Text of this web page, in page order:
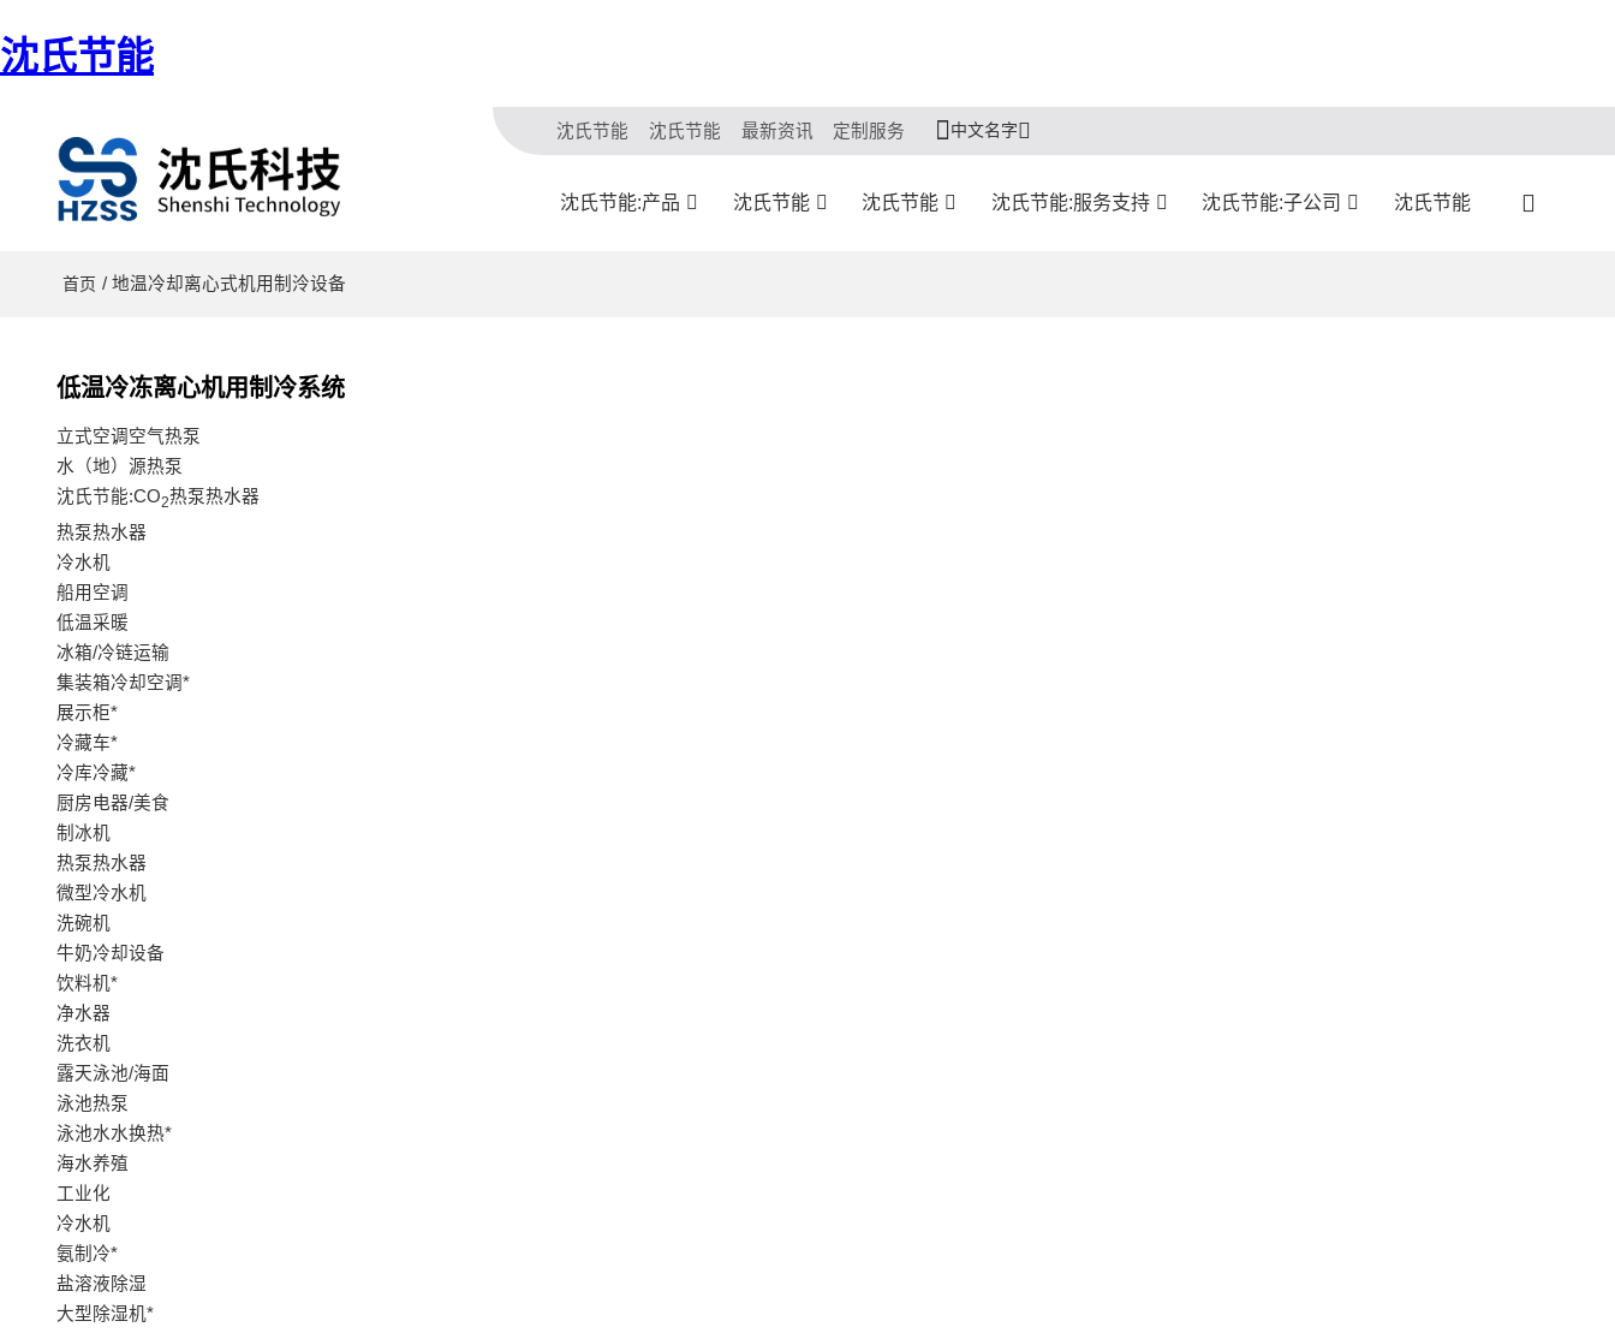
沈氏节能
沈氏节能 沈氏节能 最新资讯 定制服务 中文名字
沈氏节能:产品 沈氏节能 沈氏节能 沈氏节能:服务支持 沈氏节能:子公司 沈氏节能
首页 / 地温冷却离心式机用制泠设备
低温冷冻离心机用制冷系统
立式空调空气热泵
水（地）源热泵
沈氏节能:CO2热泵热水器
热泵热水器
冷水机
船用空调
低温采暖
冰箱/冷链运输
集装箱冷却空调*
展示柜*
冷藏车*
冷库冷藏*
厨房电器/美食
制冰机
热泵热水器
微型冷水机
洗碗机
牛奶冷却设备
饮料机*
净水器
洗衣机
露天泳池/海面
泳池热泵
泳池水水换热*
海水养殖
工业化
冷水机
氨制冷*
盐溶液除湿
大型除湿机*